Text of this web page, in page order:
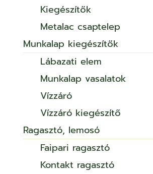
Kiegészítők
Metalac csaptelep
Munkalap kiegészítők
Lábazati elem
Munkalap vasalatok
Vízzáró
Vízzáró kiegészítő
Ragasztó, lemosó
Faipari ragasztó
Kontakt ragasztó